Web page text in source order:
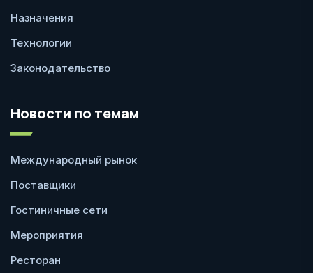
Назначения
Технологии
Законодательство
Новости по темам
Международный рынок
Поставщики
Гостиничные сети
Мероприятия
Ресторан